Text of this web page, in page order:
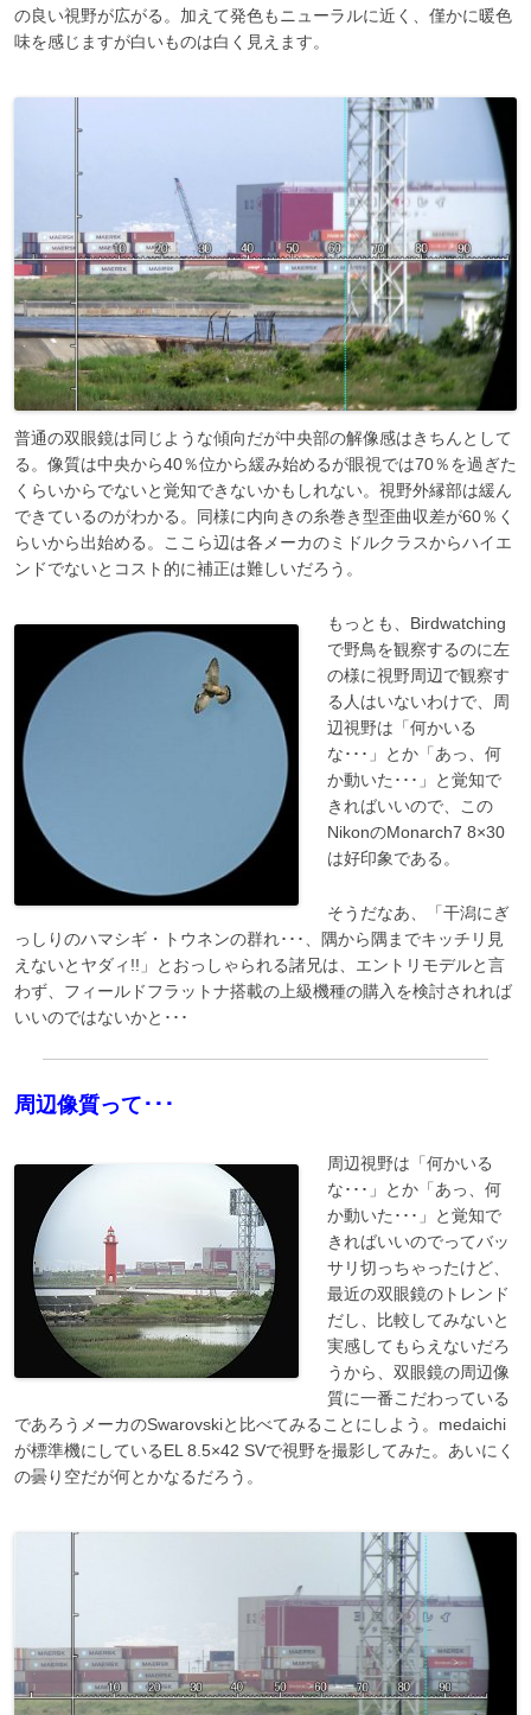
の良い視野が広がる。加えて発色もニューラルに近く、僅かに暖色
味を感じますが白いものは白く見えます。
普通の双眼鏡は同じような傾向だが中央部の解像感はきちんとして
る。像質は中央から40％位から緩み始めるが眼視では70％を過ぎた
くらいからでないと覚知できないかもしれない。視野外縁部は緩ん
できているのがわかる。同様に内向きの糸巻き型歪曲収差が60％く
らいから出始める。ここら辺は各メーカのミドルクラスからハイエ
ンドでないとコスト的に補正は難しいだろう。
もっとも、Birdwatching
で野鳥を観察するのに左
の様に視野周辺で観察す
る人はいないわけで、周
辺視野は「何かいる
な･･･」とか「あっ、何
か動いた･･･」と覚知で
きればいいので、この
NikonのMonarch7 8×30
は好印象である。
そうだなあ、「干潟にぎ
っしりのハマシギ・トウネンの群れ･･･、隅から隅までキッチリ見
えないとヤダィ!!」とおっしゃられる諸兄は、エントリモデルと言
わず、フィールドフラットナ搭載の上級機種の購入を検討されれば
いいのではないかと･･･
周辺像質って･･･
周辺視野は「何かいる
な･･･」とか「あっ、何
か動いた･･･」と覚知で
きればいいのでってバッ
サリ切っちゃったけど、
最近の双眼鏡のトレンド
だし、比較してみないと
実感してもらえないだろ
うから、双眼鏡の周辺像
質に一番こだわっている
であろうメーカのSwarovskiと比べてみることにしよう。medaichi
が標準機にしているEL 8.5×42 SVで視野を撮影してみた。あいにく
の曇り空だが何とかなるだろう。